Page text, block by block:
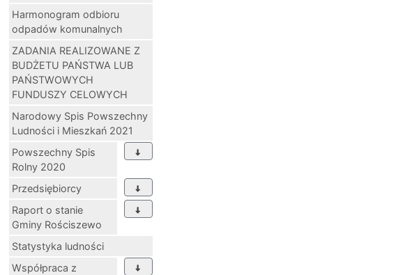
Harmonogram odbioru
odpadów komunalnych
ZADANIA REALIZOWANE Z
BUDŻETU PAŃSTWA LUB
PAŃSTWOWYCH
FUNDUSZY CELOWYCH
Narodowy Spis Powszechny
Ludności i Mieszkań 2021
Powszechny Spis
Rolny 2020
Przedsiębiorcy
Raport o stanie
Gminy Rościszewo
Statystyka ludności
Współpraca z